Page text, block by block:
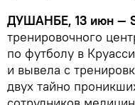
ДУШАНБЕ, 13 июн —
тренировочного
по футболу в
и вывела с
двух тайно